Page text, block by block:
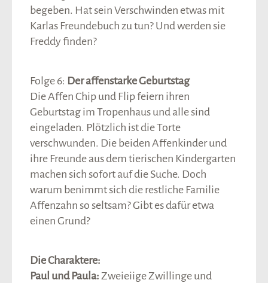
begeben. Hat sein Verschwinden etwas mit
Karlas Freundebuch zu tun? Und werden sie
Freddy finden?
Folge 6: Der affenstarke Geburtstag
Die Affen Chip und Flip feiern ihren
Geburtstag im Tropenhaus und alle sind
eingeladen. Plötzlich ist die Torte
verschwunden. Die beiden Affenkinder und
ihre Freunde aus dem tierischen Kindergarten
machen sich sofort auf die Suche. Doch
warum benimmt sich die restliche Familie
Affenzahn so seltsam? Gibt es dafür etwa
einen Grund?
Die Charaktere:
Paul und Paula: Zweieiige Zwillinge und